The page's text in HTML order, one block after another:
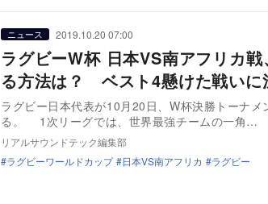
ニュース 2019.10.20 07:00
ラグビーW杯 日本VS南アフリカ
る方法は？ ベスト4懸けた戦いに
ラグビー日本代表が10月20日、W杯決勝トーナ
る。 1次リーグでは、世界最強チームの一角…
リアルサウンドテック編集部
ラグビーワールドカップ
日本VS南アフリカ ラグビー